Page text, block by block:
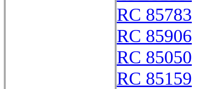
RC 85783
RC 85906
RC 85050
RC 85159